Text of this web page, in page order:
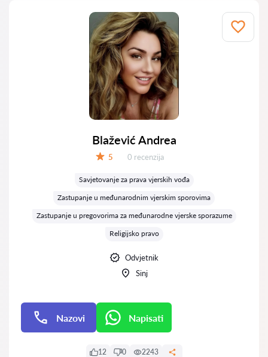
Blažević Andrea
5 Recenzija:
0 recenzija
Savjetovanje za prava vjerskih vođa
Zastupanje u međunarodnim vjerskim sporovima
Zastupanje u pregovorima za međunarodne vjerske sporazume
Religijsko pravo
Odvjetnik
Sinj
Nazovi Napisati
12 0 2243